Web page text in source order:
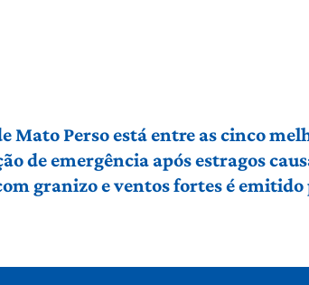
Mato Perso está entre as cinco
de emergência após estragos
granizo e ventos fortes é emitido